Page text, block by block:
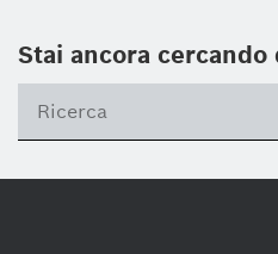
Stai ancora cercando